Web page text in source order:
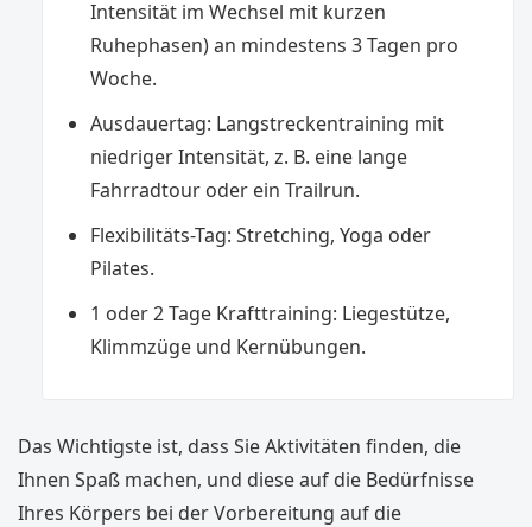
Intensität im Wechsel mit kurzen
Ruhephasen) an mindestens 3 Tagen pro
Woche.
Ausdauertag: Langstreckentraining mit
niedriger Intensität, z. B. eine lange
Fahrradtour oder ein Trailrun.
Flexibilitäts-Tag: Stretching, Yoga oder
Pilates.
1 oder 2 Tage Krafttraining: Liegestütze,
Klimmzüge und Kernübungen.
Das Wichtigste ist, dass Sie Aktivitäten finden, die
Ihnen Spaß machen, und diese auf die Bedürfnisse
Ihres Körpers bei der Vorbereitung auf die